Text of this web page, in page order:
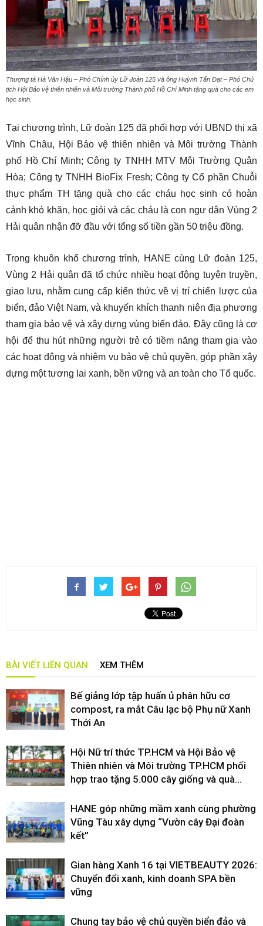
Thượng tá Hà Văn Hậu – Phó Chính ủy Lữ đoàn 125 và ông Huỳnh Tấn Đạt – Phó Chủ
tịch Hội Bảo vệ thiên nhiên và Môi trường Thành phố Hồ Chí Minh tặng quà cho các em
học sinh.
Tại chương trình, Lữ đoàn 125 đã phối hợp với UBND thị xã
Vĩnh Châu, Hội Bảo vệ thiên nhiên và Môi trường Thành
phố Hồ Chí Minh; Công ty TNHH MTV Môi Trường Quân
Hòa; Công ty TNHH BioFix Fresh; Công ty Cổ phần Chuỗi
thực phẩm TH tặng quà cho các cháu học sinh có hoàn
cảnh khó khăn, học giỏi và các cháu là con ngư dân Vùng 2
Hải quân nhận đỡ đầu với tổng số tiền gần 50 triệu đồng.
Trong khuôn khổ chương trình, HANE cùng Lữ đoàn 125,
Vùng 2 Hải quân đã tổ chức nhiều hoạt động tuyên truyền,
giao lưu, nhằm cung cấp kiến thức về vị trí chiến lược của
biển, đảo Việt Nam, và khuyến khích thanh niên địa phương
tham gia bảo vệ và xây dựng vùng biển đảo. Đây cũng là cơ
hội để thu hút những người trẻ có tiềm năng tham gia vào
các hoạt động và nhiệm vụ bảo vệ chủ quyền, góp phần xây
dựng một tương lai xanh, bền vững và an toàn cho Tổ quốc.
BÀI VIẾT LIÊN QUAN XEM THÊM
Bế giảng lớp tập huấn ủ phân hữu cơ
compost, ra mắt Câu lạc bộ Phụ nữ Xanh
Thới An
Hội Nữ trí thức TP.HCM và Hội Bảo vệ
Thiên nhiên và Môi trường TP.HCM phối
hợp trao tặng 5.000 cây giống và quà...
HANE góp những mầm xanh cùng phường
Vũng Tàu xây dựng “Vườn cây Đại đoàn
kết”
Gian hàng Xanh 16 tại VIETBEAUTY 2026:
Chuyển đổi xanh, kinh doanh SPA bền
vững
Chung tay bảo vệ chủ quyền biển đảo và